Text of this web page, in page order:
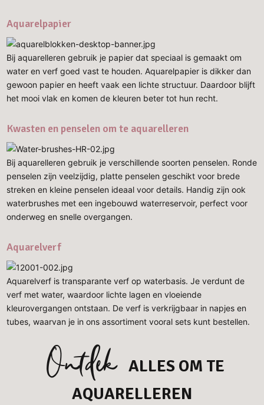
Aquarelpapier
Bij aquarelleren gebruik je papier dat speciaal is gemaakt om
water en verf goed vast te houden. Aquarelpapier is dikker dan
gewoon papier en heeft vaak een lichte structuur. Daardoor blijft
het mooi vlak en komen de kleuren beter tot hun recht.
Kwasten en penselen om te aquarelleren
Bij aquarelleren gebruik je verschillende soorten penselen. Ronde
penselen zijn veelzijdig, platte penselen geschikt voor brede
streken en kleine penselen ideaal voor details. Handig zijn ook
waterbrushes met een ingebouwd waterreservoir, perfect voor
onderweg en snelle overgangen.
Aquarelverf
Aquarelverf is transparante verf op waterbasis. Je verdunt de
verf met water, waardoor lichte lagen en vloeiende
kleurovergangen ontstaan. De verf is verkrijgbaar in napjes en
tubes, waarvan je in ons assortiment vooral sets kunt bestellen.
Ontdek ALLES OM TE
AQUARELLEREN